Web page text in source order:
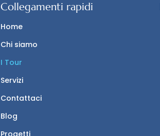
Collegamenti rapidi
Home
Chi siamo
I Tour
Servizi
Contattaci
Blog
Progetti